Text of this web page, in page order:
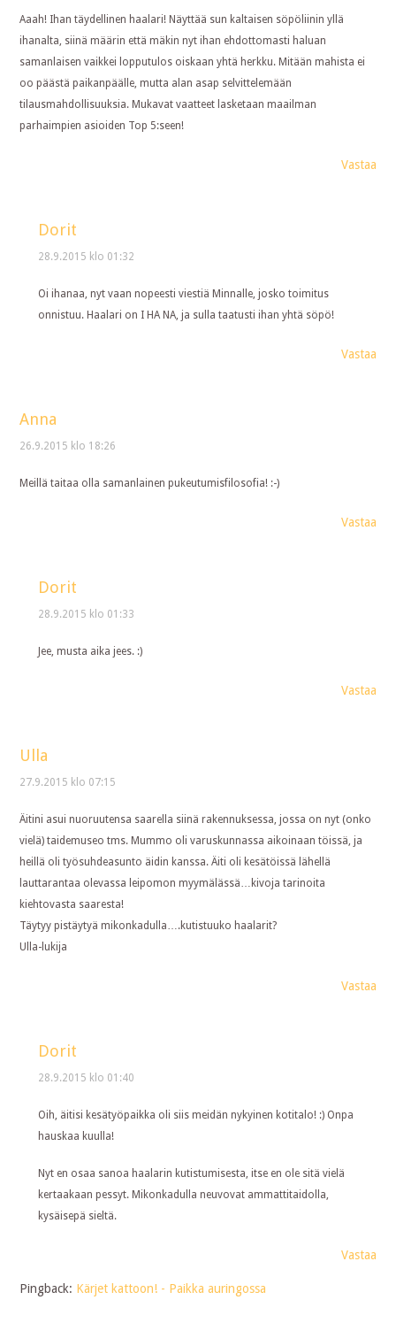
Aaah! Ihan täydellinen haalari! Näyttää sun kaltaisen söpöliinin yllä
ihanalta, siinä määrin että mäkin nyt ihan ehdottomasti haluan
samanlaisen vaikkei lopputulos oiskaan yhtä herkku. Mitään mahista ei
oo päästä paikanpäälle, mutta alan asap selvittelemään
tilausmahdollisuuksia. Mukavat vaatteet lasketaan maailman
parhaimpien asioiden Top 5:seen!
Vastaa
Dorit
28.9.2015 klo 01:32
Oi ihanaa, nyt vaan nopeesti viestiä Minnalle, josko toimitus
onnistuu. Haalari on I HA NA, ja sulla taatusti ihan yhtä söpö!
Vastaa
Anna
26.9.2015 klo 18:26
Meillä taitaa olla samanlainen pukeutumisfilosofia! :-)
Vastaa
Dorit
28.9.2015 klo 01:33
Jee, musta aika jees. :)
Vastaa
Ulla
27.9.2015 klo 07:15
Äitini asui nuoruutensa saarella siinä rakennuksessa, jossa on nyt (onko
vielä) taidemuseo tms. Mummo oli varuskunnassa aikoinaan töissä, ja
heillä oli työsuhdeasunto äidin kanssa. Äiti oli kesätöissä lähellä
lauttarantaa olevassa leipomon myymälässä…kivoja tarinoita
kiehtovasta saaresta!
Täytyy pistäytyä mikonkadulla….kutistuuko haalarit?
Ulla-lukija
Vastaa
Dorit
28.9.2015 klo 01:40
Oih, äitisi kesätyöpaikka oli siis meidän nykyinen kotitalo! :) Onpa
hauskaa kuulla!
Nyt en osaa sanoa haalarin kutistumisesta, itse en ole sitä vielä
kertaakaan pessyt. Mikonkadulla neuvovat ammattitaidolla,
kysäisepä sieltä.
Vastaa
Pingback: Kärjet kattoon! - Paikka auringossa